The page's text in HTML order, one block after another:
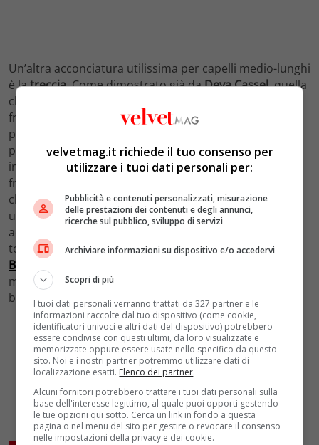
Un’altra acconciatura utilissima per capelli medio-lunghi
è latreccia. Come dimostrato già daDeva Cassel, quella
che detta tendenza questa estate è la treccia alla
francese ma rivisitata. Non deve necessariamente
partire dall’attaccatura dei capelli, ma anche da metà
per un effetto più morbido, messy, anche da spezzare
in due con una riga centrale (perfetta per chi ha la
frangia). La treccia, poi, può anche diventare uno
chignon se fatta ben stretta, così da ridurre
ulteriormente il peso sulla nuca e spalle. Infine un’altra
acconciatura sperimentata già da
torna a dettare tendenza questa estate è quella dei
Bubble Braid
ma effetto bolle. Realizzarla è semplice, ma avrete
bisogno di capelli lunghi affinché riesca.
velvetmag.it richiede il tuo consenso per
utilizzare i tuoi dati personali per:
Pubblicità e contenuti personalizzati, misurazione
delle prestazioni dei contenuti e degli annunci,
ricerche sul pubblico, sviluppo di servizi
Archiviare informazioni su dispositivo e/o accedervi
Scopri di più
I tuoi dati personali verranno trattati da 327 partner e le
informazioni raccolte dal tuo dispositivo (come cookie,
identificatori univoci e altri dati del dispositivo) potrebbero
essere condivise con questi ultimi, da loro visualizzate e
memorizzate oppure essere usate nello specifico da questo
sito. Noi e i nostri partner potremmo utilizzare dati di
localizzazione esatti. Elenco dei partner.
Alcuni fornitori potrebbero trattare i tuoi dati personali sulla
base dell'interesse legittimo, al quale puoi opporti gestendo
le tue opzioni qui sotto. Cerca un link in fondo a questa
pagina o nel menu del sito per gestire o revocare il consenso
nelle impostazioni della privacy e dei cookie.